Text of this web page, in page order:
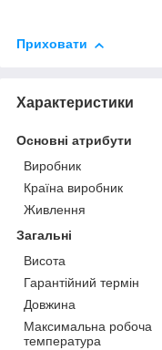
Приховати
Характеристики
Основні атрибути
Виробник
Країна виробник
Живлення
Загальні
Висота
Гарантійний термін
Довжина
Максимальна робоча
температура